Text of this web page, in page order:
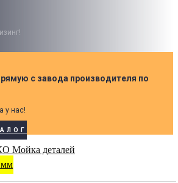
с завода производителя по
у нас!
мм